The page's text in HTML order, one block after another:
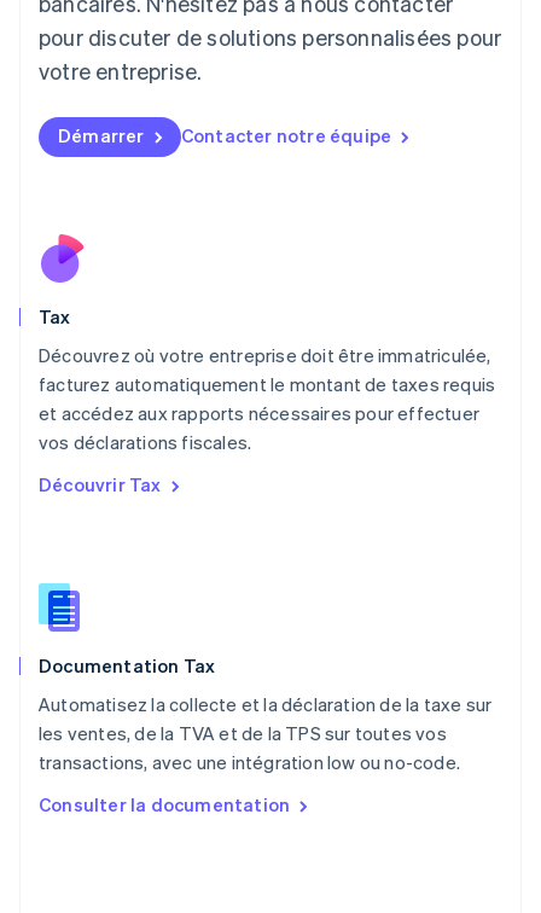
pour discuter de solutions personnalisées pour
votre entreprise.
Démarrer Contacter notre équipe
Tax
Découvrez où votre entreprise doit être immatriculée,
facturez automatiquement le montant de taxes requis
et accédez aux rapports nécessaires pour effectuer
vos déclarations fiscales.
Découvrir Tax
Documentation Tax
Automatisez la collecte et la déclaration de la taxe sur
les ventes, de la TVA et de la TPS sur toutes vos
transactions, avec une intégration low ou no-code.
Consulter la documentation
Liechtenstein
DeutschEnglish
English
FrançaisDeutschEnglish
Malaisie
Mexique
Español
Nouvelle-Zélande
Pays-Bas
NederlandsEnglish
Pologne
Portugal
République tchèque
English
English
Royaume-Uni
Singapour
English简体中文
English